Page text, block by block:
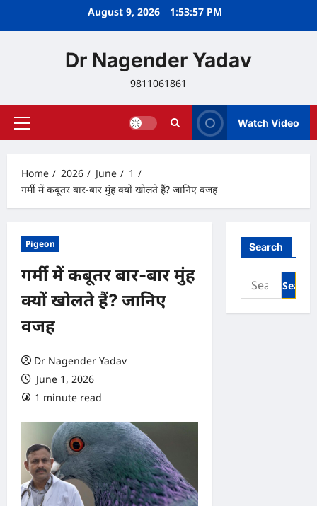
August 9, 2026 1:53:58 PM
Dr Nagender Yadav
9811061861
Primary
Watch Video
Home 2026 June
1
गर्मी में कबूतर बार-बार मुंह क्यों खोलते हैं? जानिए वजह
Pigeon
गर्मी में कबूतर बार-बार मुंह
क्यों खोलते हैं? जानिए
वजह
Dr Nagender Yadav
June 1, 2026
1 minute read
Search
Search
for: